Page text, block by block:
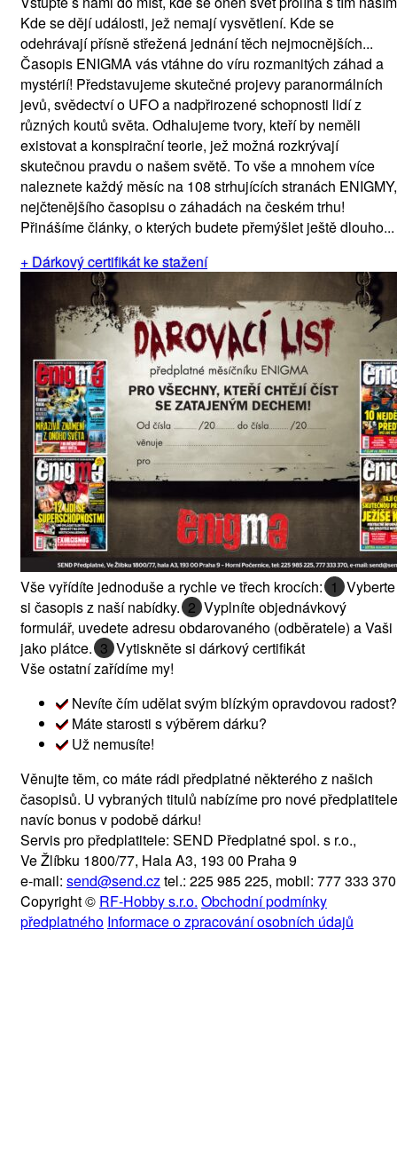
Kde se dějí události, jež nemají vysvětlení. Kde se
odehrávají přísně střežená jednání těch nejmocnějších...
Časopis ENIGMA vás vtáhne do víru rozmanitých záhad a
mystérií! Představujeme skutečné projevy paranormálních
jevů, svědectví o UFO a nadpřirozené schopnosti lidí z
různých koutů světa. Odhalujeme tvory, kteří by neměli
existovat a konspirační teorie, jež možná rozkrývají
skutečnou pravdu o našem světě. To vše a mnohem více
naleznete každý měsíc na 108 strhujících stranách ENIGMY,
nejčtenějšího časopisu o záhadách na českém trhu!
Přinášíme články, o kterých budete přemýšlet ještě dlouho...
+ Dárkový certifikát ke stažení
Vše vyřídíte jednoduše a rychle ve třech krocích: 1 Vyberte
si časopis z naší nabídky. 2 Vyplníte objednávkový
formulář, uvedete adresu obdarovaného (odběratele) a Vaši
jako plátce. 3 Vytiskněte si dárkový certifikát
Vše ostatní zařídíme my!
Nevíte čím udělat svým blízkým opravdovou radost?
Máte starosti s výběrem dárku?
Už nemusíte!
Věnujte těm, co máte rádi předplatné některého z našich
časopisů. U vybraných titulů nabízíme pro nové předplatitele
navíc bonus v podobě dárku!
Servis pro předplatitele: SEND Předplatné spol. s r.o.,
Ve Žlíbku 1800/77, Hala A3, 193 00 Praha 9
e‑mail: send@send.cztel.: 225 985 225, mobil: 777 333 370
Copyright © RF-Hobby s.r.o. Obchodní podmínky
předplatného Informace o zpracování osobních údajů